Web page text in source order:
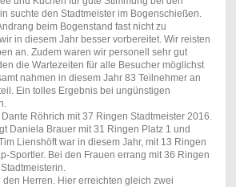
suchte den Stadtmeister im Bogenschießen.
beim Bogenstand fast nicht zu
in diesem Jahr besser vorbereitet. Wir reisten
an. Zudem waren wir personell sehr gut
die Wartezeiten für alle Besucher möglichst
nahmen in diesem Jahr 83 Teilnehmer an
Ein tolles Ergebnis bei ungünstigen
Röhrich mit 37 Ringen Stadtmeister 2016.
Daniela Brauer mit 31 Ringen Platz 1 und
Lienshöft war in diesem Jahr, mit 13 Ringen
Sportler. Bei den Frauen errang mit 36 Ringen
Herren. Hier erreichten gleich zwei